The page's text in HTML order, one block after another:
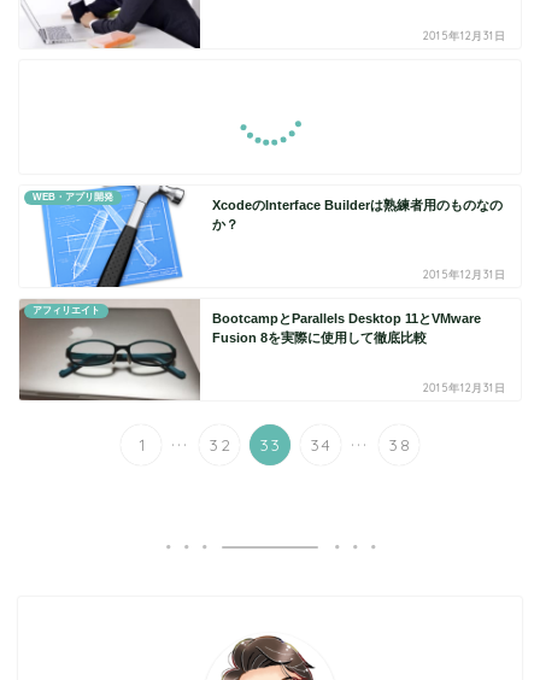
2015年12月31日
WEB・アプリ開発
XcodeのInterface Builderは熟練者用のものなの
か？
2015年12月31日
アフィリエイト
BootcampとParallels Desktop 11とVMware
Fusion 8を実際に使用して徹底比較
2015年12月31日
1 ... 32 33 34 ... 38